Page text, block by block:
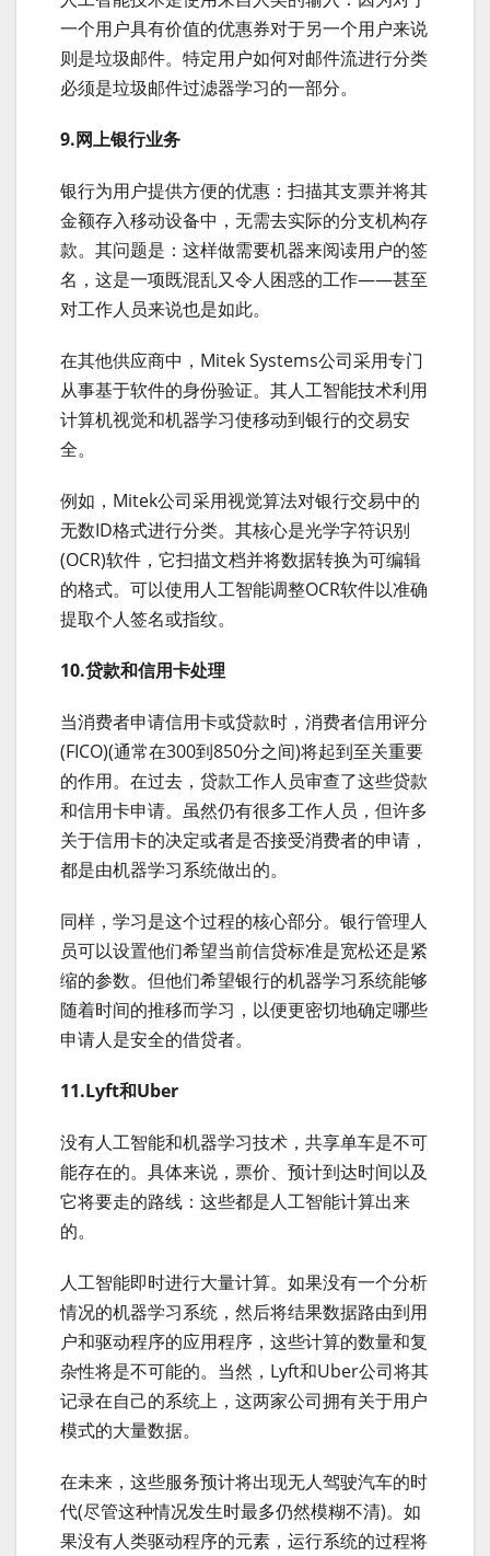
一个用户具有价值的优惠券对于另一个用户来说
则是垃圾邮件。特定用户如何对邮件流进行分类
必须是垃圾邮件过滤器学习的一部分。
9.网上银行业务
银行为用户提供方便的优惠：扫描其支票并将其
金额存入移动设备中，无需去实际的分支机构存
款。其问题是：这样做需要机器来阅读用户的签
名，这是一项既混乱又令人困惑的工作——甚至
对工作人员来说也是如此。
在其他供应商中，Mitek Systems公司采用专门
从事基于软件的身份验证。其人工智能技术利用
计算机视觉和机器学习使移动到银行的交易安
全。
例如，Mitek公司采用视觉算法对银行交易中的
无数ID格式进行分类。其核心是光学字符识别
(OCR)软件，它扫描文档并将数据转换为可编辑
的格式。可以使用人工智能调整OCR软件以准确
提取个人签名或指纹。
10.贷款和信用卡处理
当消费者申请信用卡或贷款时，消费者信用评分
(FICO)(通常在300到850分之间)将起到至关重要
的作用。在过去，贷款工作人员审查了这些贷款
和信用卡申请。虽然仍有很多工作人员，但许多
关于信用卡的决定或者是否接受消费者的申请，
都是由机器学习系统做出的。
同样，学习是这个过程的核心部分。银行管理人
员可以设置他们希望当前信贷标准是宽松还是紧
缩的参数。但他们希望银行的机器学习系统能够
随着时间的推移而学习，以便更密切地确定哪些
申请人是安全的借贷者。
11.Lyft和Uber
没有人工智能和机器学习技术，共享单车是不可
能存在的。具体来说，票价、预计到达时间以及
它将要走的路线：这些都是人工智能计算出来
的。
人工智能即时进行大量计算。如果没有一个分析
情况的机器学习系统，然后将结果数据路由到用
户和驱动程序的应用程序，这些计算的数量和复
杂性将是不可能的。当然，Lyft和Uber公司将其
记录在自己的系统上，这两家公司拥有关于用户
模式的大量数据。
在未来，这些服务预计将出现无人驾驶汽车的时
代(尽管这种情况发生时最多仍然模糊不清)。如
果没有人类驱动程序的元素，运行系统的过程将